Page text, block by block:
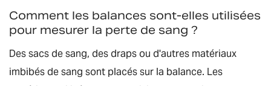
Comment les balances sont-elles utilisées
pour mesurer la perte de sang ?
Des sacs de sang, des draps ou d'autres matériaux
imbibés de sang sont placés sur la balance. Les